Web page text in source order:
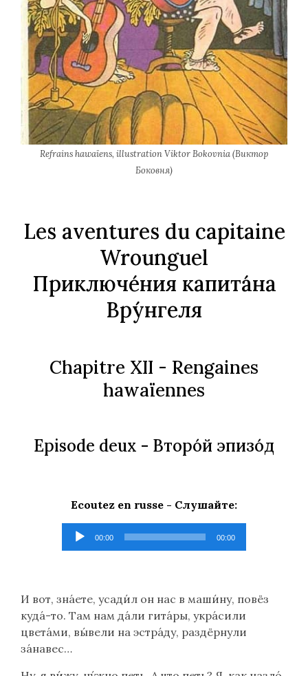
Refrains hawaïens, illustration Viktor Bokovnia (Виктор
Боковня)
Les aventures du capitaine
Wrounguel
Приключе́ния капита́на
Вру́нгеля
Chapitre XII - Rengaines
hawaïennes
Episode deux - Второ́й эпизо́д
Ecoutez en russe - Слушайте:
Lecteur
audio
00:00 00:00
И вот, зна́ете, усади́л он нас в маши́ну, повёз
куда́-то. Там нам да́ли гита́ры, укра́сили
цвета́ми, вы́вели на эстра́ду, раздёрнули
за́навес…